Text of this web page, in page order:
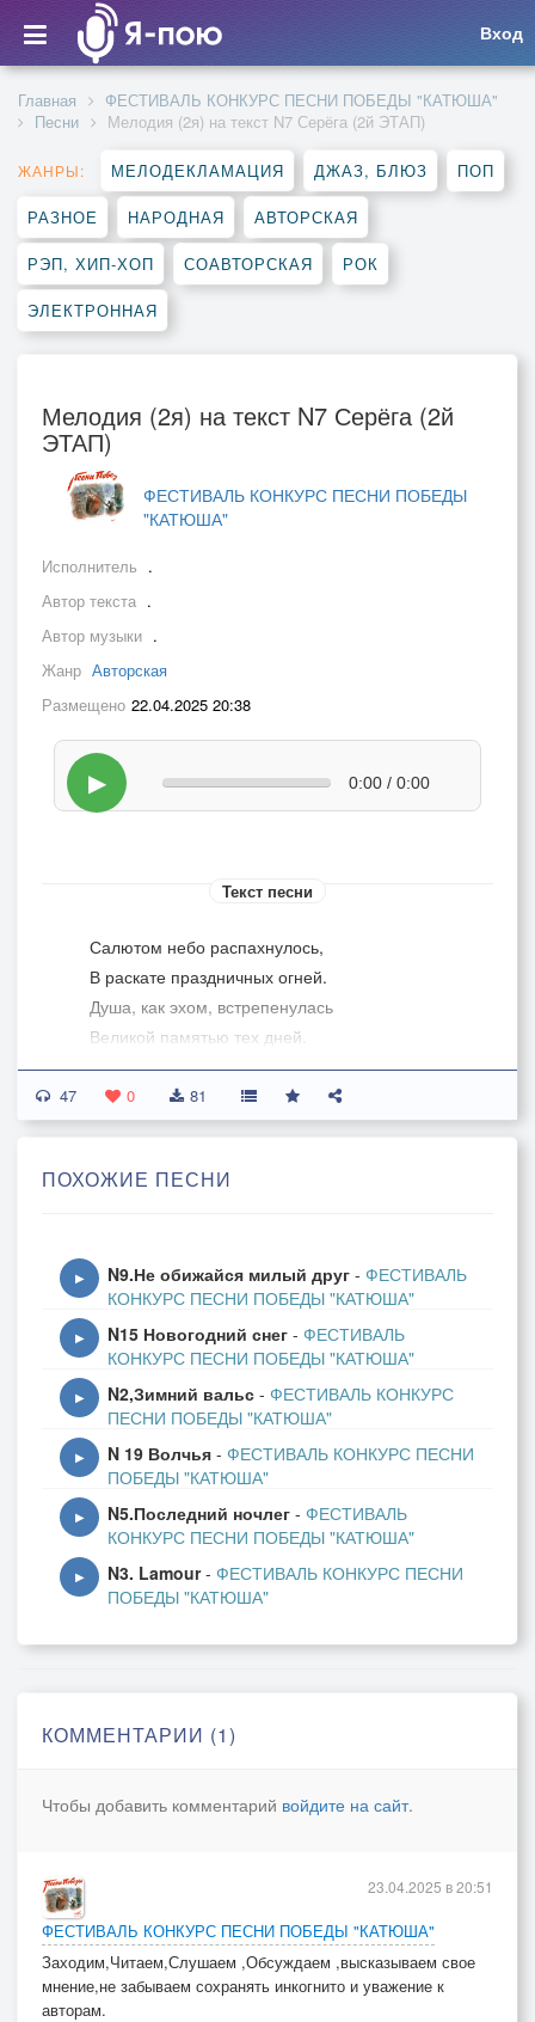
Вход
Главная
ФЕСТИВАЛЬ КОНКУРС ПЕСНИ ПОБЕДЫ "КАТЮША"
Песни
Мелодия (2я) на текст N7 Серёга (2й ЭТАП)
ЖАНРЫ: МЕЛОДЕКЛАМАЦИЯ ДЖАЗ, БЛЮЗ ПОП
РАЗНОЕ НАРОДНАЯ АВТОРСКАЯ
РЭП, ХИП-ХОП СОАВТОРСКАЯ РОК
ЭЛЕКТРОННАЯ
Мелодия (2я) на текст N7 Серёга (2й
ЭТАП)
ФЕСТИВАЛЬ КОНКУРС ПЕСНИ ПОБЕДЫ
"КАТЮША"
Исполнитель .
Автор текста .
Автор музыки .
Жанр Авторская
Размещено 22.04.2025 20:38
▶ 0:00 / 0:00
Текст песни
Салютом небо распахнулось,
В раскате праздничных огней.
Душа, как эхом, встрепенулась
Великой памятью тех дней.
Четыре судьбоносных года,
Колонной на передовой,
Как уходил на фронт Серёга,
Не подводили, где итога,
Шагая, мрак рубя - вперёд.
Не уповали, где на Бога,
Бросаясь вновь из боя в бой,
Там, где ушел на фронт Серёга,
Мальчишка с улицы Тверской.
Весна надолго запоздала,
Накрыло землю вороньё.
Но лишь ещё сильнее стала
В Победу вера всем назло.
Не зря сказал когда-то Невский:
В веках не будут позабыты,
Героев битвы той Великой
Где жизнь отдал за нас Серёга,
Мальчишка с улицы Тверской.
47 0 81
ПОХОЖИЕ ПЕСНИ
▶ N9.Не обижайся милый друг - ФЕСТИВАЛЬ
КОНКУРС ПЕСНИ ПОБЕДЫ "КАТЮША"
▶ N15 Новогодний снег - ФЕСТИВАЛЬ
КОНКУРС ПЕСНИ ПОБЕДЫ "КАТЮША"
▶ N2,Зимний вальс - ФЕСТИВАЛЬ КОНКУРС
ПЕСНИ ПОБЕДЫ "КАТЮША"
▶ N 19 Волчья - ФЕСТИВАЛЬ КОНКУРС ПЕСНИ
ПОБЕДЫ "КАТЮША"
▶ N5.Последний ночлег - ФЕСТИВАЛЬ
КОНКУРС ПЕСНИ ПОБЕДЫ "КАТЮША"
▶ N3. Lamour- ФЕСТИВАЛЬ КОНКУРС ПЕСНИ
ПОБЕДЫ "КАТЮША"
КОММЕНТАРИИ (1)
Чтобы добавить комментарий войдите на сайт.
ФЕСТИВАЛЬ КОНКУРС ПЕСНИ ПОБЕДЫ "КАТЮША"
Заходим,Читаем,Слушаем ,Обсуждаем ,высказываем свое
мнение,не забываем сохранять инкогнито и уважение к
авторам.
23.04.2025 в 20:51